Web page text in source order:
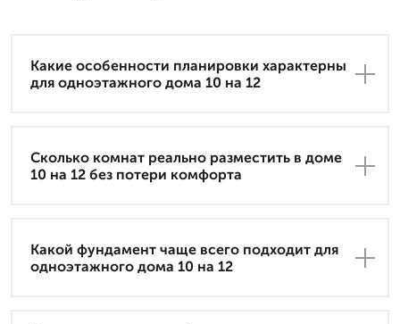
Какие особенности планировки характерны
для одноэтажного дома 10 на 12
Сколько комнат реально разместить в доме
10 на 12 без потери комфорта
Какой фундамент чаще всего подходит для
одноэтажного дома 10 на 12